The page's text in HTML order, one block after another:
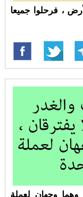
، فرحلوا جميعا
وهما وجهان لعملة